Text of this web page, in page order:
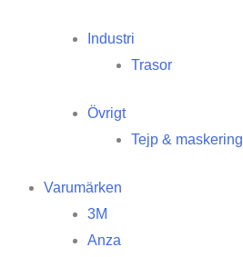
Industri
Trasor
Övrigt
Tejp & maskering
Varumärken
3M
Anza